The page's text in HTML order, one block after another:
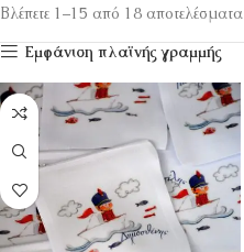
Βλέπετε 1–15 από 18 αποτελέσματα
Εμφάνιση πλαϊνής γραμμής